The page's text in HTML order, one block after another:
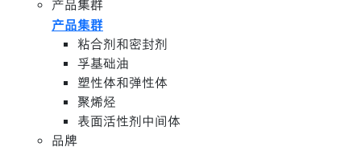
产品集群
产品集群
粘合剂和密封剂
孚基础油
塑性体和弹性体
聚烯烃
表面活性剂中间体
品牌